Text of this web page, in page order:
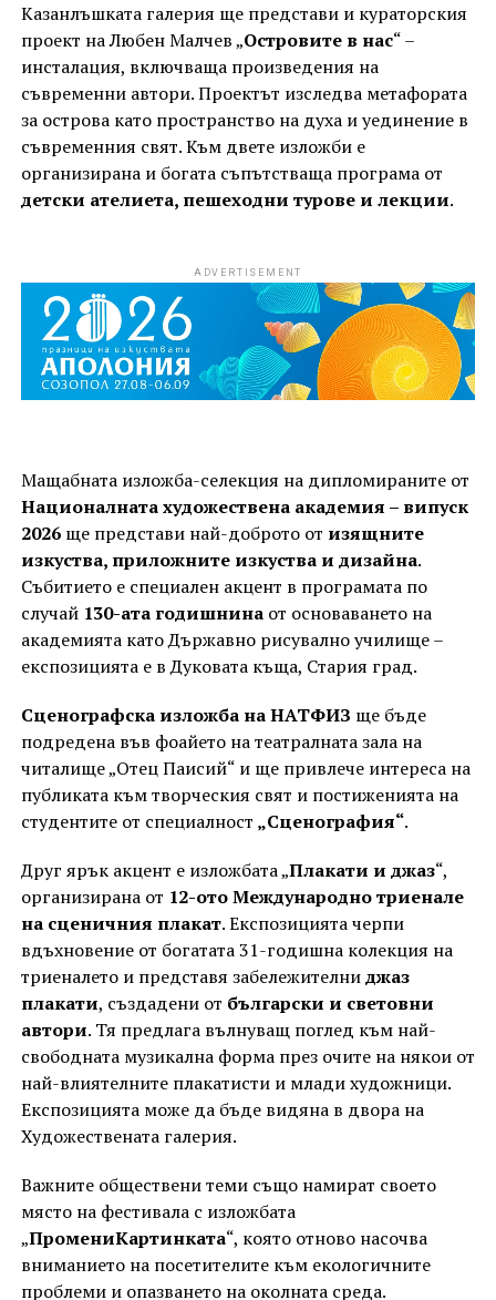
Казанлъшката галерия ще представи и кураторския
проект на Любен Малчев „Островите в нас“ –
инсталация, включваща произведения на
съвременни автори. Проектът изследва метафората
за острова като пространство на духа и уединение в
съвременния свят. Към двете изложби е
организирана и богата съпътстваща програма от
детски ателиета, пешеходни турове и лекции.
ADVERTISEMENT
Мащабната изложба-селекция на дипломираните от
Националната художествена академия – випуск
2026ще представи най-доброто от изящните
изкуства, приложните изкуства и дизайна.
Събитието е специален акцент в програмата по
случай 130-ата годишнинаот основаването на
академията като Държавно рисувално училище –
експозицията е в Дуковата къща, Стария град.
Сценографска изложба на НАТФИЗ ще бъде
подредена във фоайето на театралната зала на
читалище „Отец Паисий“ и ще привлече интереса на
публиката към творческия свят и постиженията на
студентите от специалност „Сценография“.
Друг ярък акцент е изложбата „Плакати и джаз“,
организирана от 12-ото Международно триенале
на сценичния плакат. Експозицията черпи
вдъхновение от богатата 31-годишна колекция на
триеналето и представя забележителниджаз
плакати, създадени от български и световни
автори. Тя предлага вълнуващ поглед към най-
свободната музикална форма през очите на някои от
най-влиятелните плакатисти и млади художници.
Експозицията може да бъде видяна в двора на
Художествената галерия.
Важните обществени теми също намират своето
място на фестивала с изложбата
„ПромениКартинката“, която отново насочва
вниманието на посетителите към екологичните
проблеми и опазването на околната среда.